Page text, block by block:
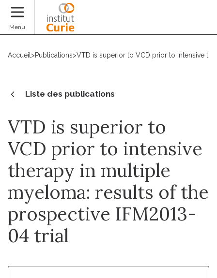
Menu
Accueil >Publications>VTD is superior to VCD prior to intensive
Liste des publications
VTD is superior to
VCD prior to intensive
therapy in multiple
myeloma: results of the
prospective IFM2013-
04 trial